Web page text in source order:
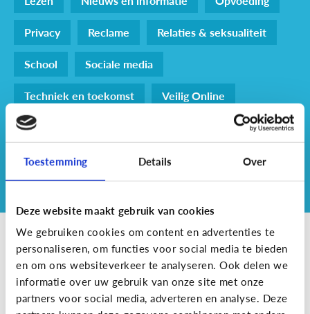
Toestemming Details Over
Deze website maakt gebruik van cookies
We gebruiken cookies om content en advertenties te
personaliseren, om functies voor social media te bieden
en om ons websiteverkeer te analyseren. Ook delen we
informatie over uw gebruik van onze site met onze
partners voor social media, adverteren en analyse. Deze
Privacy
Reclame
Relaties & seksualiteit
School
Sociale media
Techniek en toekomst
Veilig Online
Ontdek per leeftijd
Alle leeftijden 0 - 3j
7 - 9j
10 - 12j
13 - 15j 16 - 18j
Interactieve Pretchat:
swipe je mee met de
afspraken?